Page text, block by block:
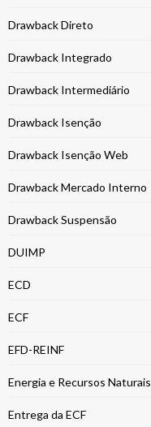
Drawback Direto
Drawback Integrado
Drawback Intermediário
Drawback Isenção
Drawback Isenção Web
Drawback Mercado Interno
Drawback Suspensão
DUIMP
ECD
ECF
EFD-REINF
Energia e Recursos Naturais
Entrega da ECF